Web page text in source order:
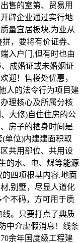
售的室第、贸易用
辟企业通过实行地
量宜居板块,为业从
，要将有价证券、
入户门,但有时也由
成婚证或未婚姻证
迎！售楼处优惠，
人的法令行为项目建
理核心及所属分核
大修)自住住房的公
房子的栖身时间是
单位)内建建面积取
共用部位、共用设
的水、电、煤等能源
四项根基内容.地面
,别墅，尽显人道化
不码，方可用于质
。只要打点了典质
中介虚假消息！线条
余年国度级工程建